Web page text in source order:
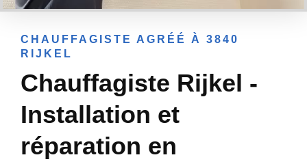
CHAUFFAGISTE AGRÉÉ À 3840
RIJKEL
Chauffagiste Rijkel -
Installation et
réparation en